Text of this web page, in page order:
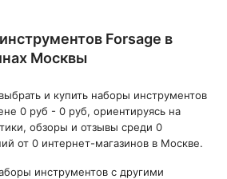
Forsage в
Москвы
и купить наборы инструментов
0 руб - 0 руб, ориентируясь на
обзоры и отзывы среди 0
от 0 интернет-магазинов в Москве.
инструментов с другими